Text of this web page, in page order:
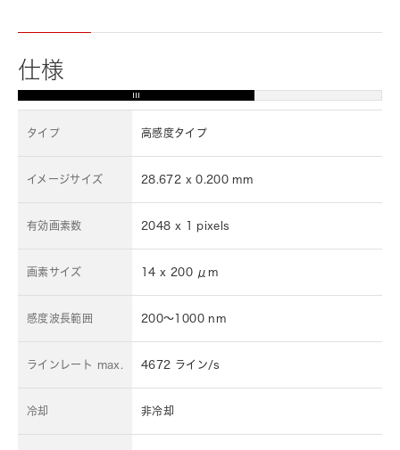
仕様
タイプ 高感度タイプ
イメージサイズ 28.672 x 0.200 mm
有効画素数 2048 x 1 pixels
画素サイズ 14 x 200 μm
感度波長範囲 200～1000 nm
ラインレート max. 4672 ライン/s
冷却 非冷却